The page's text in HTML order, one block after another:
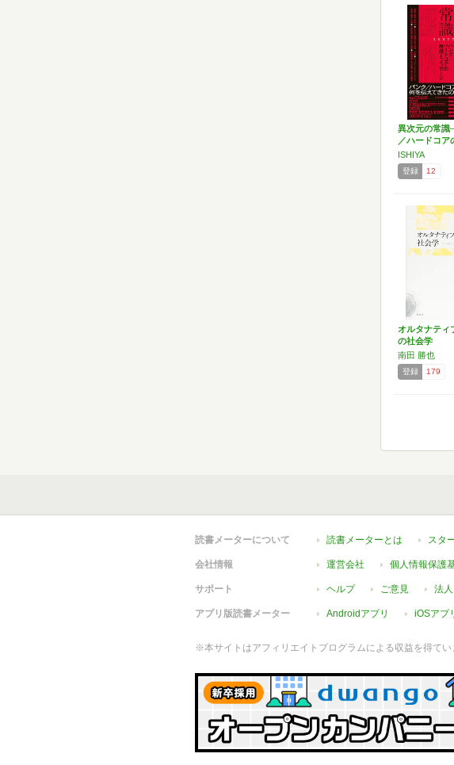
異次元の常識
／ハードコア
メ…
ISHIYA
登録 12
オルタナティ
の社会学
南田 勝也
登録 179
読書メーターについて 読書メーターとは スタ
会社情報 運営会社 個人情報保護
サポート ヘルプ ご意見 法
アプリ版読書メーター Androidアプリ iOSアプ
※本サイトはアフィリエイトプログラムによる収益を得てい